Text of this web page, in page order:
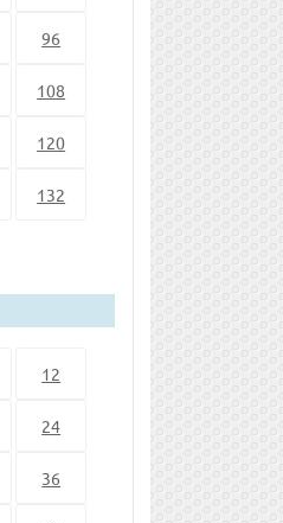
96
108
120
132
12
24
36